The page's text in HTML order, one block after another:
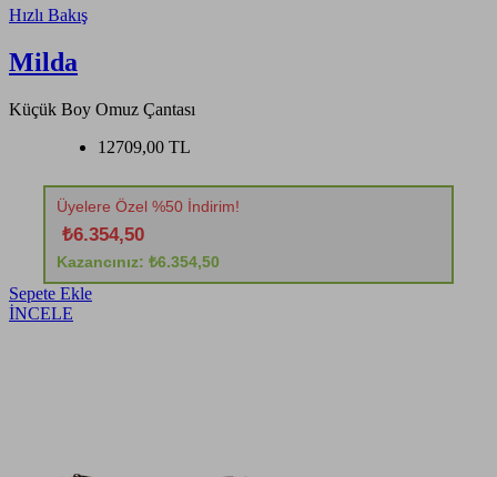
Hızlı Bakış
Milda
Küçük Boy Omuz Çantası
12709,00 TL
Üyelere Özel %50 İndirim!
₺6.354,50
Kazancınız: ₺6.354,50
Sepete Ekle
İNCELE